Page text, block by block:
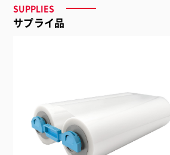
SUPPLIES
サプライ品